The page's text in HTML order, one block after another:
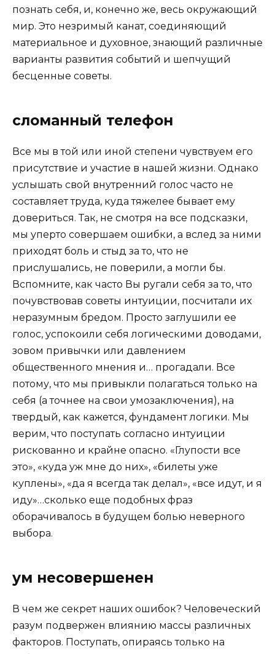
познать себя, и, конечно же, весь окружающий
мир. Это незримый канат, соединяющий
материальное и духовное, знающий различные
варианты развития событий и шепчущий
бесценные советы.
сломанный телефон
Все мы в той или иной степени чувствуем его
присутствие и участие в нашей жизни. Однако
услышать свой внутренний голос часто не
составляет труда, куда тяжелее бывает ему
довериться. Так, не смотря на все подсказки,
мы уперто совершаем ошибки, а вслед за ними
приходят боль и стыд за то, что не
прислушались, не поверили, а могли бы.
Вспомните, как часто Вы ругали себя за то, что
почувствовав советы интуиции, посчитали их
неразумным бредом. Просто заглушили ее
голос, успокоили себя логическими доводами,
зовом привычки или давлением
общественного мнения и… прогадали. Все
потому, что мы привыкли полагаться только на
себя (а точнее на свои умозаключения), на
твердый, как кажется, фундамент логики. Мы
верим, что поступать согласно интуиции
рискованно и крайне опасно. «Глупости все
это», «куда уж мне до них», «билеты уже
куплены», «да я всегда так делал», «все идут, и я
иду»…сколько еще подобных фраз
оборачивалось в будущем болью неверного
выбора.
ум несовершенен
В чем же секрет наших ошибок? Человеческий
разум подвержен влиянию массы различных
факторов. Поступать, опираясь только на